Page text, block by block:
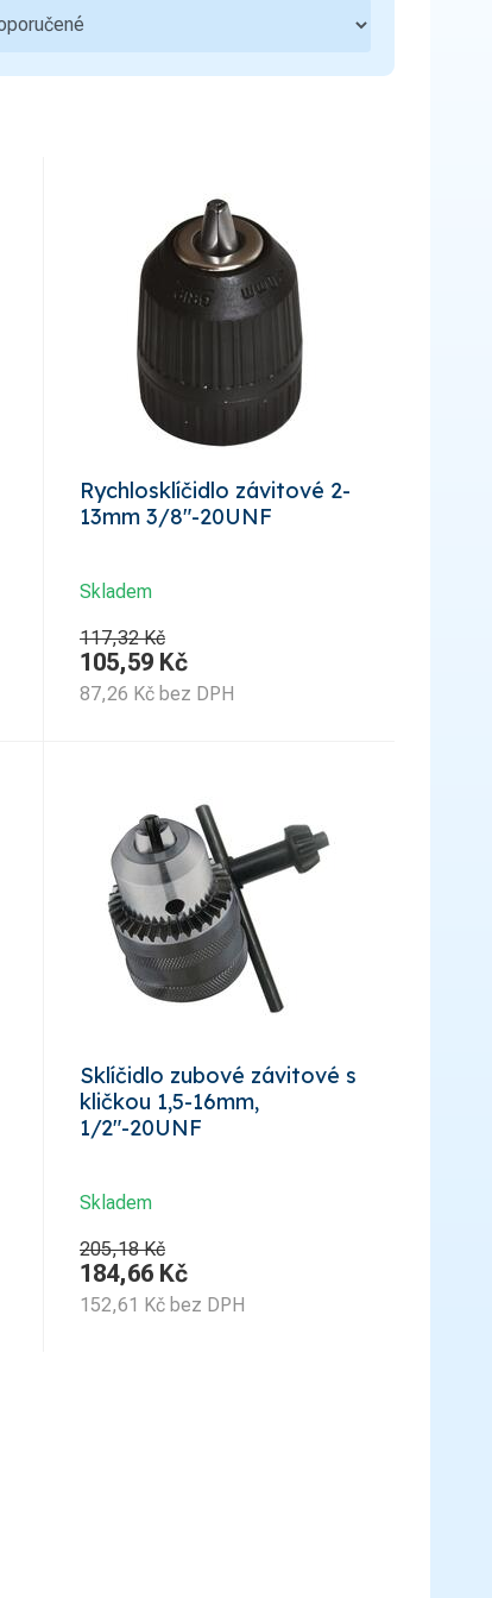
Rychlosklíčidlo závitové 2-
13mm 3/8"-20UNF
Skladem
117,32 Kč
105,59 Kč
87,26 Kč bez DPH
Sklíčidlo zubové závitové s
kličkou 1,5-16mm,
1/2"-20UNF
Skladem
205,18 Kč
184,66 Kč
152,61 Kč bez DPH